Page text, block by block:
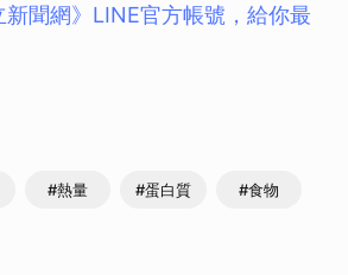
聞網》LINE官方帳號，給你最
#熱量 #蛋白質 #食物